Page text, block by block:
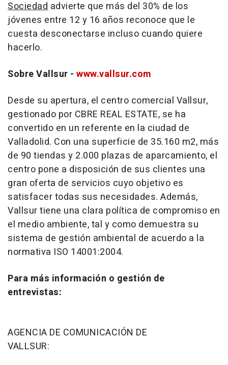
Sociedad advierte que más del 30% de los
jóvenes entre 12 y 16 años reconoce que le
cuesta desconectarse incluso cuando quiere
hacerlo.
Sobre Vallsur - www.vallsur.com
Desde su apertura, el centro comercial Vallsur,
gestionado por CBRE REAL ESTATE, se ha
convertido en un referente en la ciudad de
Valladolid. Con una superficie de 35.160 m2, más
de 90 tiendas y 2.000 plazas de aparcamiento, el
centro pone a disposición de sus clientes una
gran oferta de servicios cuyo objetivo es
satisfacer todas sus necesidades. Además,
Vallsur tiene una clara política de compromiso en
el medio ambiente, tal y como demuestra su
sistema de gestión ambiental de acuerdo a la
normativa ISO 14001:2004.
Para más información o gestión de
entrevistas:
AGENCIA DE COMUNICACIÓN DE